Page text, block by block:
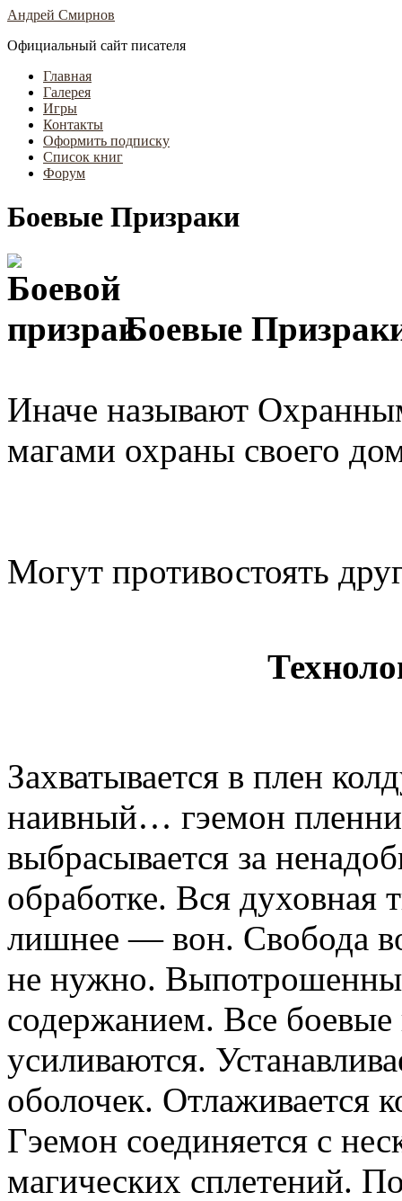
Андрей Смирнов
Официальный сайт писателя
Главная
Галерея
Игры
Контакты
Оформить подписку
Список книг
Форум
Боевые Призраки
Боевые
Иначе называют
магами охраны своего
Могут противостоять
Захватывается в плен
наивный… гэемон
выбрасывается за
обработке. Вся духовная
лишнее — вон. Свобода
не нужно.
содержанием. Все боевые
усиливаются.
оболочек. Отлаживается
Гэемон соединяется с
магических сплетений.